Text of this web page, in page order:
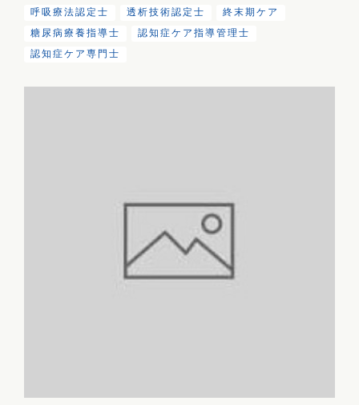
呼吸療法認定士
透析技術認定士
終末期ケア
糖尿病療養指導士
認知症ケア指導管理士
認知症ケア専門士